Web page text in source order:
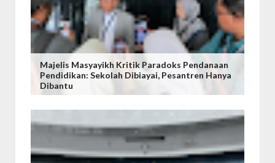
Majelis Masyayikh Kritik Paradoks Pendanaan
Pendidikan: Sekolah Dibiayai, Pesantren Hanya
Dibantu